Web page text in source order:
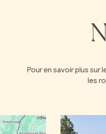
Pour en savoir plus sur
les